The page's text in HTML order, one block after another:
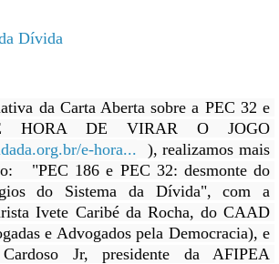
Dívida
da Carta Aberta sobre a PEC 32 e
HORA DE VIRAR O JOGO
e-hora...
  ), realizamos mais
"PEC 186 e PEC 32: desmonte do
do Sistema da Dívida", com a
Ivete Caribé da Rocha, do CAAD
e Advogados pela Democracia), e
Jr, presidente da AFIPEA